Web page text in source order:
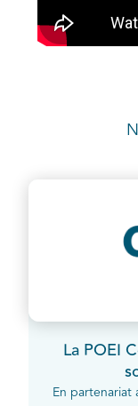
La POEI
En partenariat